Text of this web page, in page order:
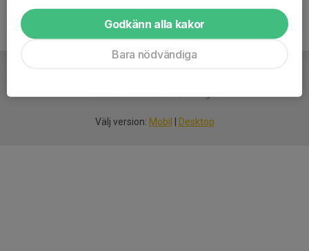
Försmartaidrottsföreningar
Välj version: Mobil Desktop
Godkänn alla kakor
Bara nödvändiga